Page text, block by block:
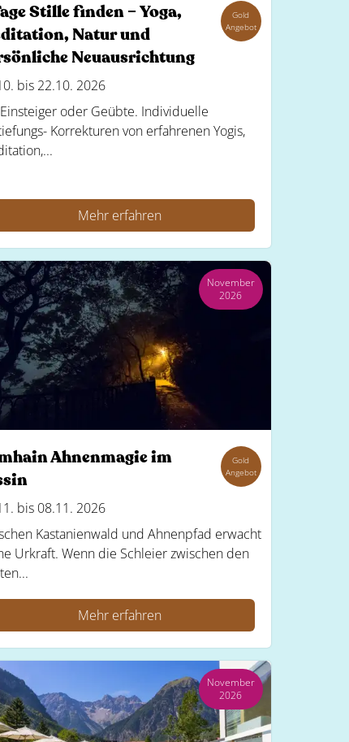
Stille finden – Yoga,
Natur und
Neuausrichtung
Gold
Angebot
bis 22.10. 2026
oder Geübte. Individuelle
Korrekturen von erfahrenen Yogis,
Mehr erfahren
November
2026
Ahnenmagie im
Gold
Angebot
bis 08.11. 2026
Kastanienwald und Ahnenpfad erwacht
Urkraft. Wenn die Schleier zwischen den
Mehr erfahren
November
2026